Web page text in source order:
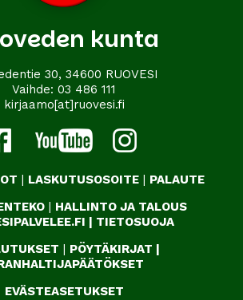
kunta
30, 34600 RUOVESI
Vaihde: 03 486 111
kirjaamo[at]ruovesi.fi
| LASKUTUSOSOITE | PALAUTE
| HALLINTO JA TALOUS
| TIETOSUOJA
| PÖYTÄKIRJAT |
EVÄSTEASETUKSET